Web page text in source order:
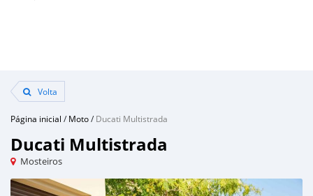
Volta
Página inicial /Moto/Ducati Multistrada
Ducati Multistrada
Mosteiros